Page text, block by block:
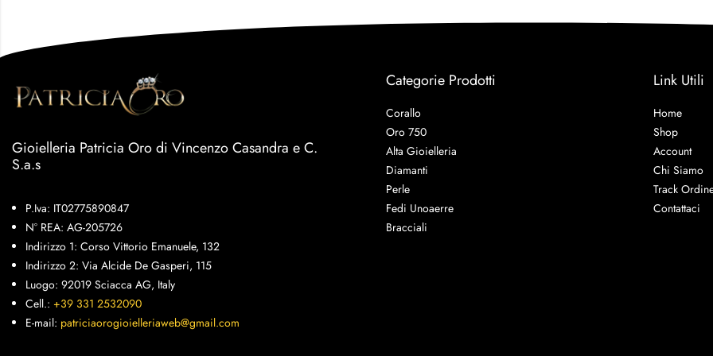
Gioielleria Patricia Oro di Vincenzo Casandra e C.
S.a.s
P.Iva: IT02775890847
N° REA: AG-205726
Indirizzo 1: Corso Vittorio Emanuele, 132
Indirizzo 2: Via Alcide De Gasperi, 115
Luogo: 92019 Sciacca AG, Italy
Cell.: +39 331 2532090
E-mail: patriciaorogioielleriaweb@gmail.com
Categorie Prodotti
Corallo
Oro 750
Alta Gioielleria
Diamanti
Perle
Fedi Unoaerre
Bracciali
Link Utili
Home
Shop
Account
Chi Siamo
Track
Contattaci